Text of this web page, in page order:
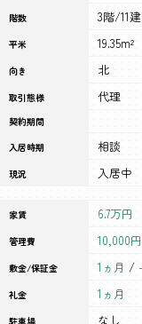
階数 3階/11
平米 19.35m²
向き 北
取引態様 代理
契約期間
入居時期
相談
現況 入居中
家賃 6.7万円
管理費 10,000円
敷金/保証金 1ヵ月 / -
礼金 1ヵ月
駐車場 なし